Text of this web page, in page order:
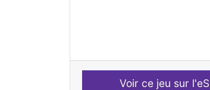
Voir ce jeu sur